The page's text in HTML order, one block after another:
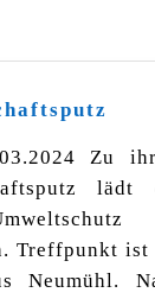
Zu
lädt
Treffpunkt ist
Neumühl.